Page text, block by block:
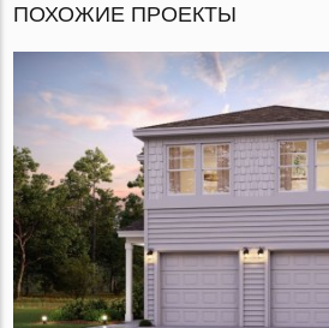
ПОХОЖИЕ ПРОЕКТЫ